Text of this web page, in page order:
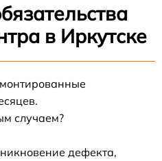
в Иркутске
случаем?
дефекта,